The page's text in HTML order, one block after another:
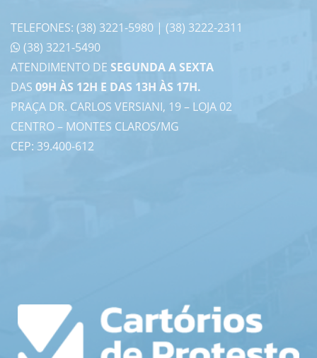
TELEFONES: (38) 3221-5980 | (38) 3222-2311
(38) 3221-5490
ATENDIMENTO DE SEGUNDA A SEXTA
DAS 09H ÀS 12H E DAS 13H ÀS 17H.
PRAÇA DR. CARLOS VERSIANI, 19 – LOJA 02
CENTRO – MONTES CLAROS/MG
CEP: 39.400-612